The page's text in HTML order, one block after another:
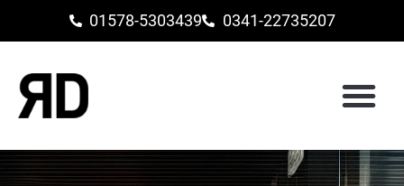
01578-5303439 0341-22735207